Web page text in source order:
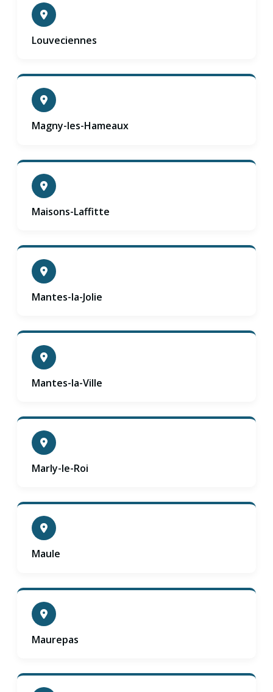
Louveciennes
Magny-les-Hameaux
Maisons-Laffitte
Mantes-la-Jolie
Mantes-la-Ville
Marly-le-Roi
Maule
Maurepas